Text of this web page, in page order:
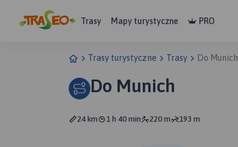
Trasy Mapy turystyczne PRO
Trasy turystyczne Trasy Do Munich
Do Munich
24 km 1 h 40 min 220 m 193 m